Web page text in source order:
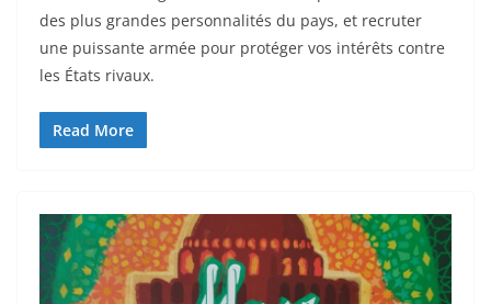
des plus grandes personnalités du pays, et recruter
une puissante armée pour protéger vos intérêts contre
les États rivaux.
Read More